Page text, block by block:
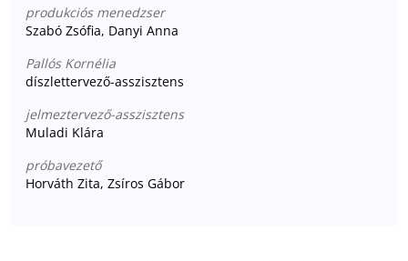
produkciós menedzser
Szabó Zsófia, Danyi Anna
Pallós Kornélia
díszlettervező-asszisztens
jelmeztervező-asszisztens
Muladi Klára
próbavezető
Horváth Zita, Zsíros Gábor